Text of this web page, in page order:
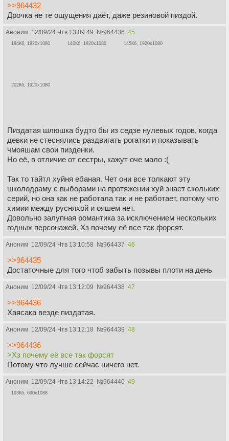
>>964432
Дрочка не те ощущения даёт, даже резиновой пиздой.
Аноним 12/09/24 Чтв 13:09:49 №964436 45
194Кб, 1920x1080 140Кб, 1920x1080 145Кб, 1920x1080
202Кб, 1920x1080
Пиздатая шлюшка будто бы из седзе нулевых годов, когда
девки не стеснялись раздвигать рогатки и показывать
чмояшам свои пизденки.
Но её, в отличие от сестры, кажут оче мало :(
Так то тайтл хуйня ебаная. Чет они все толкают эту
школодраму с выборами на протяжении хуй знает скольких
серий, но она как не работала так и не работает, потому что
химии между русняхой и ояшем нет.
Довольно залупная романтика за исключением нескольких
годных персонажей. Хз почему её все так форсят.
Аноним 12/09/24 Чтв 13:10:58 №964437 46
>>964435
Достаточные для того чтоб забыть позывы плоти на день
Аноним 12/09/24 Чтв 13:12:09 №964438 47
>>964436
Хаясака везде пиздатая.
Аноним 12/09/24 Чтв 13:12:18 №964439 48
>>964436
>Хз почему её все так форсят
Потому что лучше сейчас ничего нет.
Аноним 12/09/24 Чтв 13:14:22 №964440 49
193Кб, 690x1088